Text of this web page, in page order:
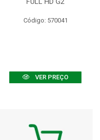
Código: 570041
VER PREÇO